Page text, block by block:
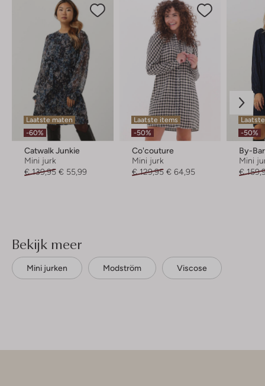
Laatste maten
-60%
Catwalk Junkie
Mini jurk
€ 139,95 € 55,99
Laatste items
-50%
Co'couture
Mini jurk
€ 129,95 € 64,95
-50%
By-Bar
Mini
€
Bekijk meer
Mini jurken Modström Viscose